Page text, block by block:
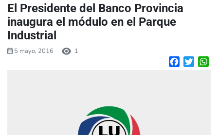
El Presidente del Banco Provincia
inaugura el módulo en el Parque
Industrial
5 mayo, 2016 1
Facebook